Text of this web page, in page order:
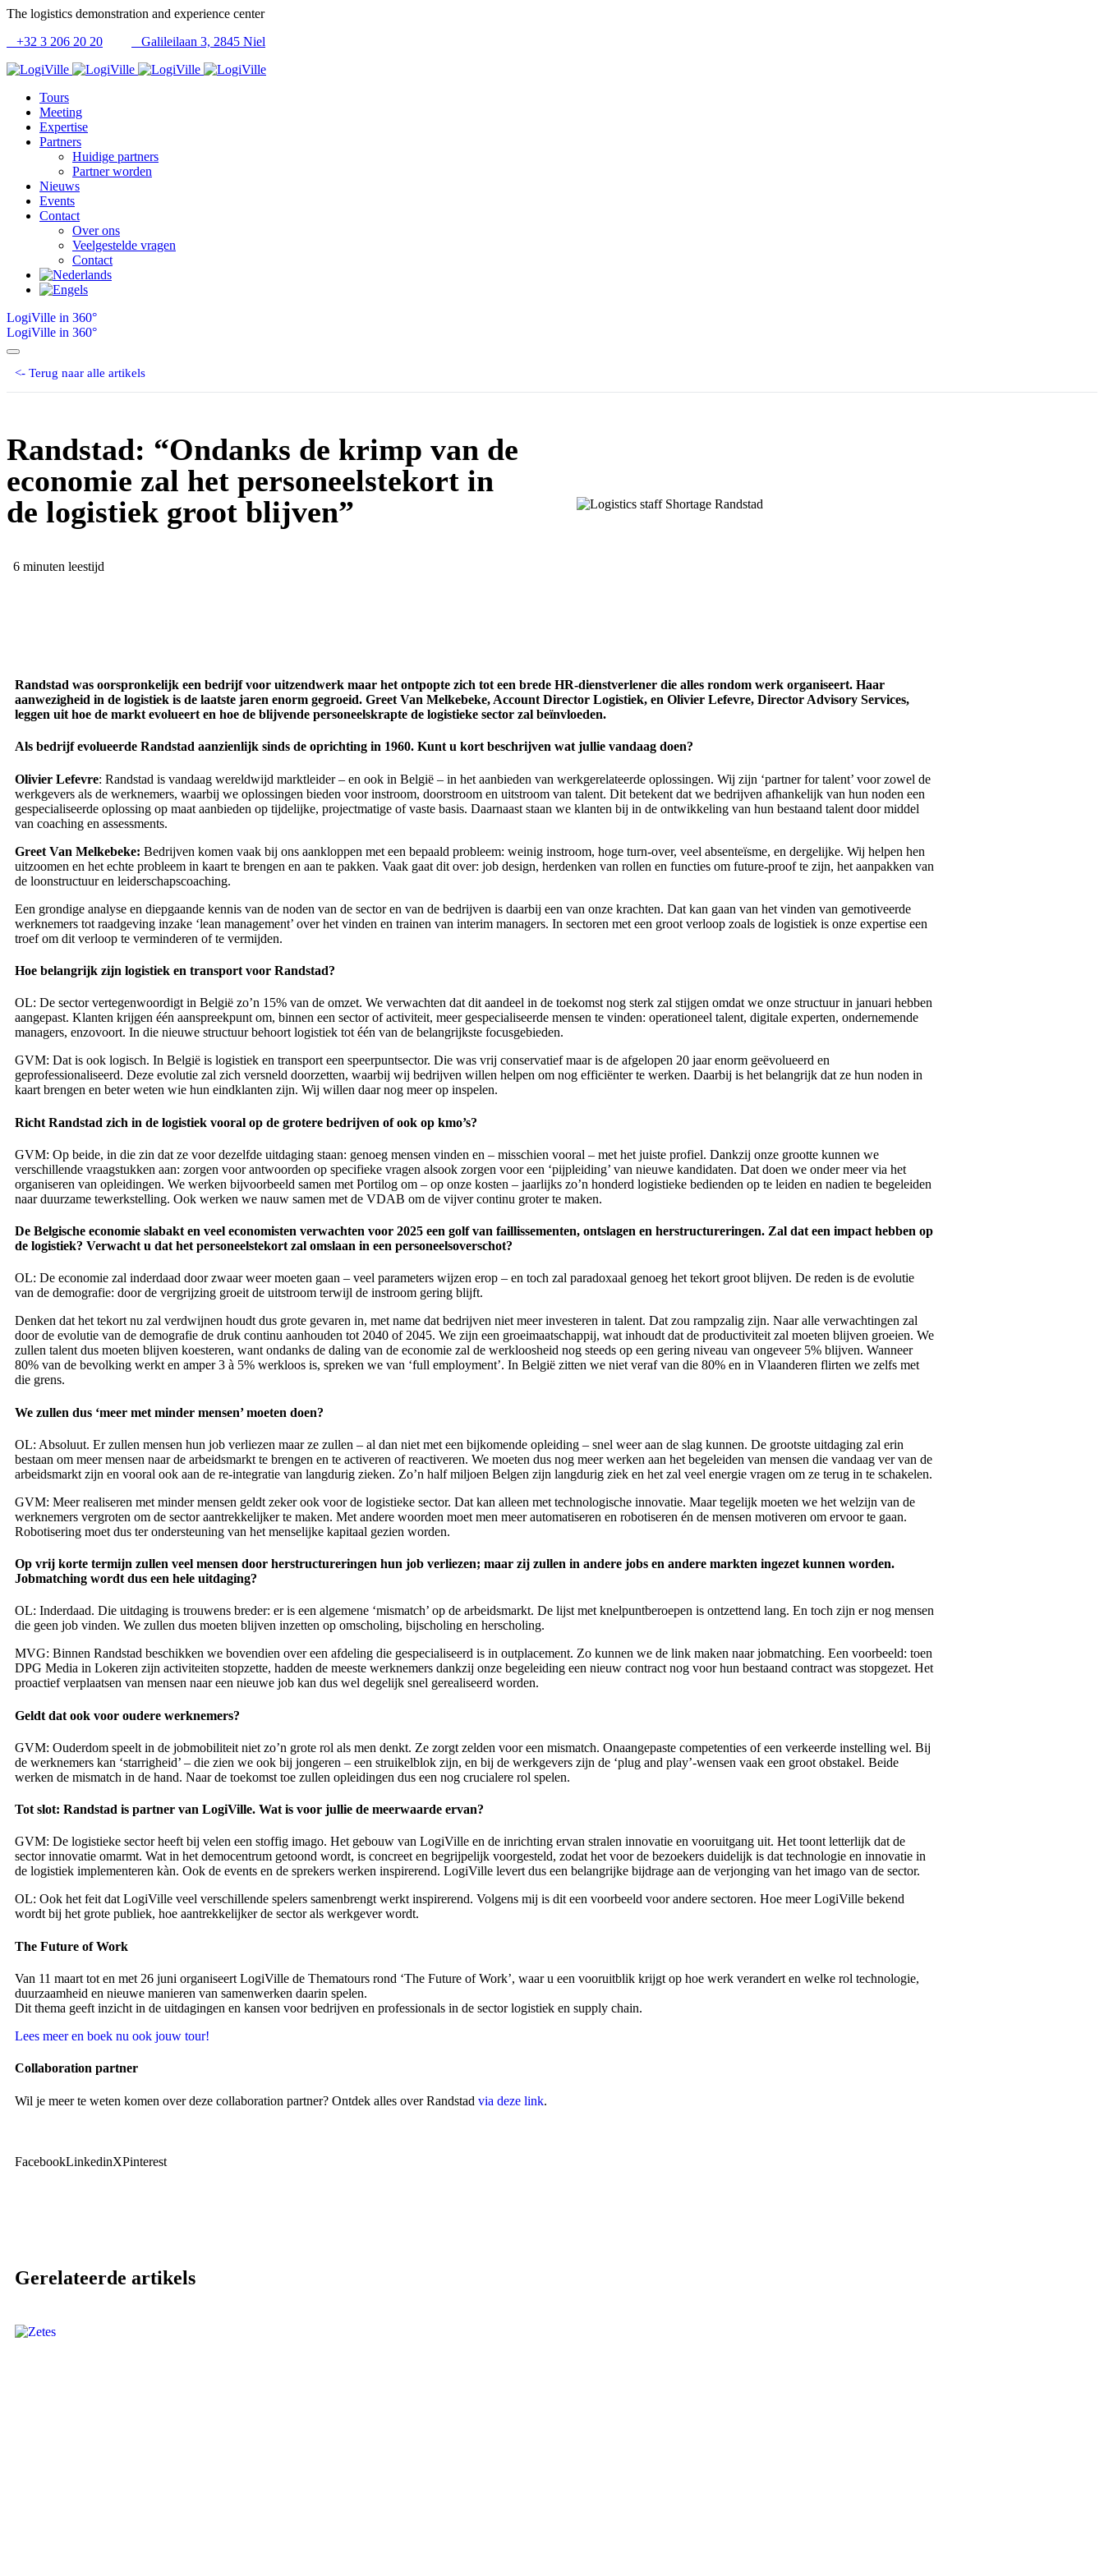
The logistics demonstration and experience center
+32 3 206 20 20
Galileilaan 3, 2845 Niel
Tours
Meeting
Expertise
Partners
Huidige partners
Partner worden
Nieuws
Events
Contact
Over ons
Veelgestelde vragen
Contact
LogiVille in 360°
LogiVille in 360°
<- Terug naar alle artikels
Randstad: “Ondanks de krimp van de
economie zal het personeelstekort in
de logistiek groot blijven”
6 minuten leestijd
Randstad was oorspronkelijk een bedrijf voor uitzendwerk maar het ontpopte zich tot een brede HR-dienstverlener die alles rondom werk organiseert. Haar
aanwezigheid in de logistiek is de laatste jaren enorm gegroeid. Greet Van Melkebeke, Account Director Logistiek, en Olivier Lefevre, Director Advisory Services,
leggen uit hoe de markt evolueert en hoe de blijvende personeelskrapte de logistieke sector zal beïnvloeden.
Als bedrijf evolueerde Randstad aanzienlijk sinds de oprichting in 1960. Kunt u kort beschrijven wat jullie vandaag doen?
Olivier Lefevre: Randstad is vandaag wereldwijd marktleider – en ook in België – in het aanbieden van werkgerelateerde oplossingen. Wij zijn ‘partner for talent’ voor zowel de
werkgevers als de werknemers, waarbij we oplossingen bieden voor instroom, doorstroom en uitstroom van talent. Dit betekent dat we bedrijven afhankelijk van hun noden een
gespecialiseerde oplossing op maat aanbieden op tijdelijke, projectmatige of vaste basis. Daarnaast staan we klanten bij in de ontwikkeling van hun bestaand talent door middel
van coaching en assessments.
Greet Van Melkebeke: Bedrijven komen vaak bij ons aankloppen met een bepaald probleem: weinig instroom, hoge turn-over, veel absenteïsme, en dergelijke. Wij helpen hen
uitzoomen en het echte probleem in kaart te brengen en aan te pakken. Vaak gaat dit over: job design, herdenken van rollen en functies om future-proof te zijn, het aanpakken van
de loonstructuur en leiderschapscoaching.
Een grondige analyse en diepgaande kennis van de noden van de sector en van de bedrijven is daarbij een van onze krachten. Dat kan gaan van het vinden van gemotiveerde
werknemers tot raadgeving inzake ‘lean management’ over het vinden en trainen van interim managers. In sectoren met een groot verloop zoals de logistiek is onze expertise een
troef om dit verloop te verminderen of te vermijden.
Hoe belangrijk zijn logistiek en transport voor Randstad?
OL: De sector vertegenwoordigt in België zo’n 15% van de omzet. We verwachten dat dit aandeel in de toekomst nog sterk zal stijgen omdat we onze structuur in januari hebben
aangepast. Klanten krijgen één aanspreekpunt om, binnen een sector of activiteit, meer gespecialiseerde mensen te vinden: operationeel talent, digitale experten, ondernemende
managers, enzovoort. In die nieuwe structuur behoort logistiek tot één van de belangrijkste focusgebieden.
GVM: Dat is ook logisch. In België is logistiek en transport een speerpuntsector. Die was vrij conservatief maar is de afgelopen 20 jaar enorm geëvolueerd en
geprofessionaliseerd. Deze evolutie zal zich versneld doorzetten, waarbij wij bedrijven willen helpen om nog efficiënter te werken. Daarbij is het belangrijk dat ze hun noden in
kaart brengen en beter weten wie hun eindklanten zijn. Wij willen daar nog meer op inspelen.
Richt Randstad zich in de logistiek vooral op de grotere bedrijven of ook op kmo’s?
GVM: Op beide, in die zin dat ze voor dezelfde uitdaging staan: genoeg mensen vinden en – misschien vooral – met het juiste profiel. Dankzij onze grootte kunnen we
verschillende vraagstukken aan: zorgen voor antwoorden op specifieke vragen alsook zorgen voor een ‘pijpleiding’ van nieuwe kandidaten. Dat doen we onder meer via het
organiseren van opleidingen. We werken bijvoorbeeld samen met Portilog om – op onze kosten – jaarlijks zo’n honderd logistieke bedienden op te leiden en nadien te begeleiden
naar duurzame tewerkstelling. Ook werken we nauw samen met de VDAB om de vijver continu groter te maken.
De Belgische economie slabakt en veel economisten verwachten voor 2025 een golf van faillissementen, ontslagen en herstructureringen. Zal dat een impact hebben op
de logistiek? Verwacht u dat het personeelstekort zal omslaan in een personeelsoverschot?
OL: De economie zal inderdaad door zwaar weer moeten gaan – veel parameters wijzen erop – en toch zal paradoxaal genoeg het tekort groot blijven. De reden is de evolutie
van de demografie: door de vergrijzing groeit de uitstroom terwijl de instroom gering blijft.
Denken dat het tekort nu zal verdwijnen houdt dus grote gevaren in, met name dat bedrijven niet meer investeren in talent. Dat zou rampzalig zijn. Naar alle verwachtingen zal
door de evolutie van de demografie de druk continu aanhouden tot 2040 of 2045. We zijn een groeimaatschappij, wat inhoudt dat de productiviteit zal moeten blijven groeien. We
zullen talent dus moeten blijven koesteren, want ondanks de daling van de economie zal de werkloosheid nog steeds op een gering niveau van ongeveer 5% blijven. Wanneer
80% van de bevolking werkt en amper 3 à 5% werkloos is, spreken we van ‘full employment’. In België zitten we niet veraf van die 80% en in Vlaanderen flirten we zelfs met
die grens.
We zullen dus ‘meer met minder mensen’ moeten doen?
OL: Absoluut. Er zullen mensen hun job verliezen maar ze zullen – al dan niet met een bijkomende opleiding – snel weer aan de slag kunnen. De grootste uitdaging zal erin
bestaan om meer mensen naar de arbeidsmarkt te brengen en te activeren of reactiveren. We moeten dus nog meer werken aan het begeleiden van mensen die vandaag ver van de
arbeidsmarkt zijn en vooral ook aan de re-integratie van langdurig zieken. Zo’n half miljoen Belgen zijn langdurig ziek en het zal veel energie vragen om ze terug in te schakelen.
GVM: Meer realiseren met minder mensen geldt zeker ook voor de logistieke sector. Dat kan alleen met technologische innovatie. Maar tegelijk moeten we het welzijn van de
werknemers vergroten om de sector aantrekkelijker te maken. Met andere woorden moet men meer automatiseren en robotiseren én de mensen motiveren om ervoor te gaan.
Robotisering moet dus ter ondersteuning van het menselijke kapitaal gezien worden.
Op vrij korte termijn zullen veel mensen door herstructureringen hun job verliezen; maar zij zullen in andere jobs en andere markten ingezet kunnen worden.
Jobmatching wordt dus een hele uitdaging?
OL: Inderdaad. Die uitdaging is trouwens breder: er is een algemene ‘mismatch’ op de arbeidsmarkt. De lijst met knelpuntberoepen is ontzettend lang. En toch zijn er nog mensen
die geen job vinden. We zullen dus moeten blijven inzetten op omscholing, bijscholing en herscholing.
MVG: Binnen Randstad beschikken we bovendien over een afdeling die gespecialiseerd is in outplacement. Zo kunnen we de link maken naar jobmatching. Een voorbeeld: toen
DPG Media in Lokeren zijn activiteiten stopzette, hadden de meeste werknemers dankzij onze begeleiding een nieuw contract nog voor hun bestaand contract was stopgezet. Het
proactief verplaatsen van mensen naar een nieuwe job kan dus wel degelijk snel gerealiseerd worden.
Geldt dat ook voor oudere werknemers?
GVM: Ouderdom speelt in de jobmobiliteit niet zo’n grote rol als men denkt. Ze zorgt zelden voor een mismatch. Onaangepaste competenties of een verkeerde instelling wel. Bij
de werknemers kan ‘starrigheid’ – die zien we ook bij jongeren – een struikelblok zijn, en bij de werkgevers zijn de ‘plug and play’-wensen vaak een groot obstakel. Beide
werken de mismatch in de hand. Naar de toekomst toe zullen opleidingen dus een nog crucialere rol spelen.
Tot slot: Randstad is partner van LogiVille. Wat is voor jullie de meerwaarde ervan?
GVM: De logistieke sector heeft bij velen een stoffig imago. Het gebouw van LogiVille en de inrichting ervan stralen innovatie en vooruitgang uit. Het toont letterlijk dat de
sector innovatie omarmt. Wat in het democentrum getoond wordt, is concreet en begrijpelijk voorgesteld, zodat het voor de bezoekers duidelijk is dat technologie en innovatie in
de logistiek implementeren kàn. Ook de events en de sprekers werken inspirerend. LogiVille levert dus een belangrijke bijdrage aan de verjonging van het imago van de sector.
OL: Ook het feit dat LogiVille veel verschillende spelers samenbrengt werkt inspirerend. Volgens mij is dit een voorbeeld voor andere sectoren. Hoe meer LogiVille bekend
wordt bij het grote publiek, hoe aantrekkelijker de sector als werkgever wordt.
The Future of Work
Van 11 maart tot en met 26 juni organiseert LogiVille de Thematours rond ‘The Future of Work’, waar u een vooruitblik krijgt op hoe werk verandert en welke rol technologie,
duurzaamheid en nieuwe manieren van samenwerken daarin spelen.
Dit thema geeft inzicht in de uitdagingen en kansen voor bedrijven en professionals in de sector logistiek en supply chain.
Lees meer en boek nu ook jouw tour!
Collaboration partner
Wil je meer te weten komen over deze collaboration partner? Ontdek alles over Randstad via deze link.
FacebookLinkedinXPinterest
Gerelateerde artikels